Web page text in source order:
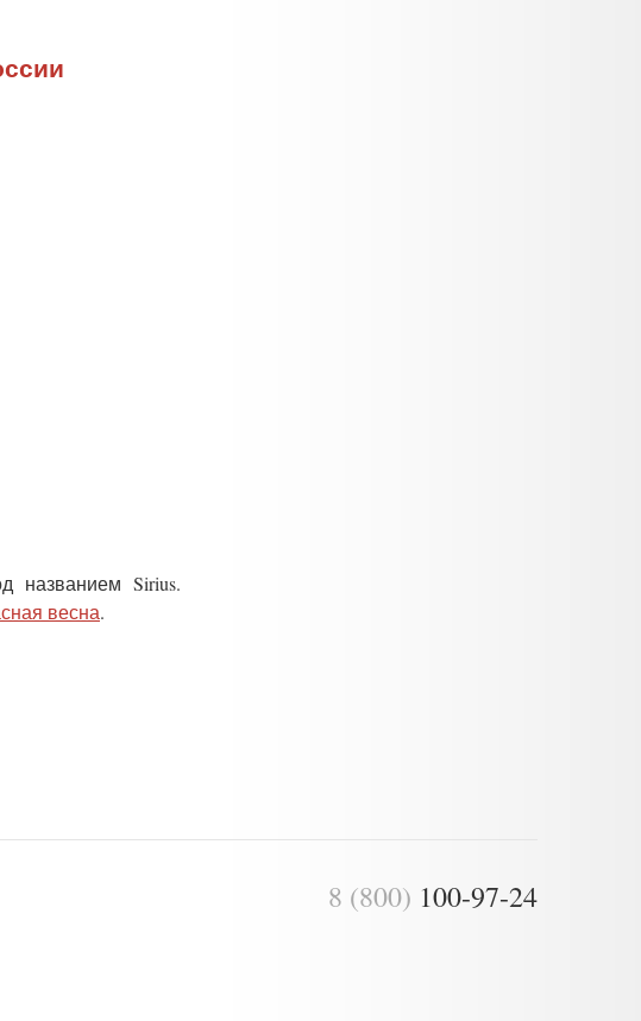
названием Sirius.
весна.
8 (800) 100-97-24